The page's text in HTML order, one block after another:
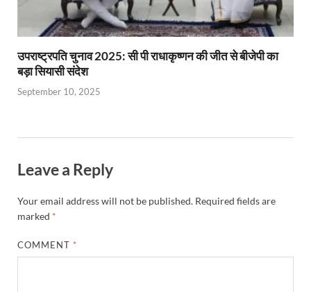
उपराष्ट्रपति चुनाव 2025: सी पी राधाकृष्णन की जीत से बीजेपी का
बड़ा सियासी संदेश
September 10, 2025
Leave a Reply
Your email address will not be published. Required fields are
marked *
COMMENT *